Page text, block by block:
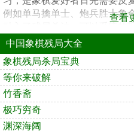
例如单马擒单士、炮兵胜士象
作用；排局部分可供爱好者欣
究，较为复杂的残局对提高棋
重点需要掌握残杀杀法定式。
谱上运子研究，再看棋谱上的
半功倍的效果。
查看
中国象棋残局大全
象棋残局杀局宝典
等你来破解
竹香斋
极巧穷奇
渊深海阔